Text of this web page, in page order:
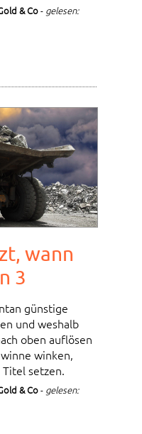
& Co- gelesen:
wann
3
günstige
und weshalb
oben auflösen
winken,
setzen.
& Co- gelesen: